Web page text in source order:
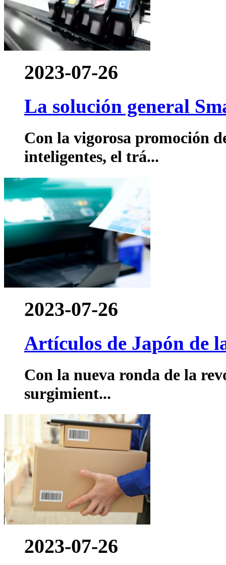
2023-07-26
La solución general
Con la vigorosa promoción
inteligentes, el trá...
2023-07-26
Artículos de Japón de
Con la nueva ronda de la
surgimient...
2023-07-26